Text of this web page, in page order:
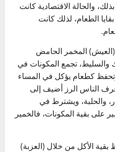
والحالة الاقتصادية كانت
الطعام، لذلك كانت
(العيش) المخمر الحامض
والسليط، تجمع المكونات في
كطعام يؤكل في المساء
عرف الناس الرز أضيف إلى
والحلبة، ويشترط في
على بقية المكونات، فالخمير
الأكل من خلال (العزبة)